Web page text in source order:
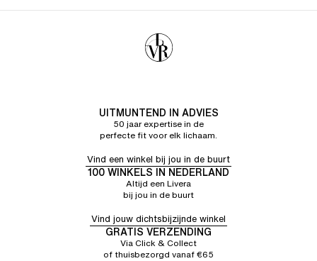
UITMUNTEND IN ADVIES
50 jaar expertise in de
perfecte fit voor elk lichaam.
Vind een winkel bij jou in de buurt
100 WINKELS IN NEDERLAND
Altijd een Livera
bij jou in de buurt
Vind jouw dichtsbijzijnde winkel
GRATIS VERZENDING
Via Click & Collect
of thuisbezorgd vanaf €65